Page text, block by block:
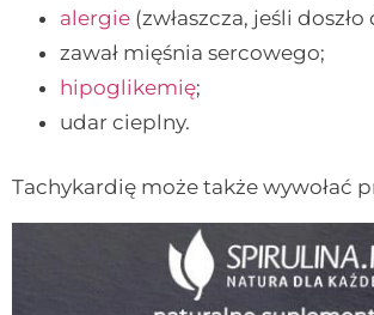
alergie (zwłaszcza, jeśli
zawał mięśnia sercowego;
hipoglikemię;
udar cieplny.
Tachykardię może także wywołać